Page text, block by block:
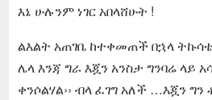
እኔ ሁሉንም ነገር አበላሸሁት !
ልእልት አጠገቤ ከተቀመጠች በኋላ
ሌላ እንጃ ግራ እጇን አንስታ ግንባሬ ላይ
ቀንሶልሃል›› ብላ ፈገግ አለች …እጇን